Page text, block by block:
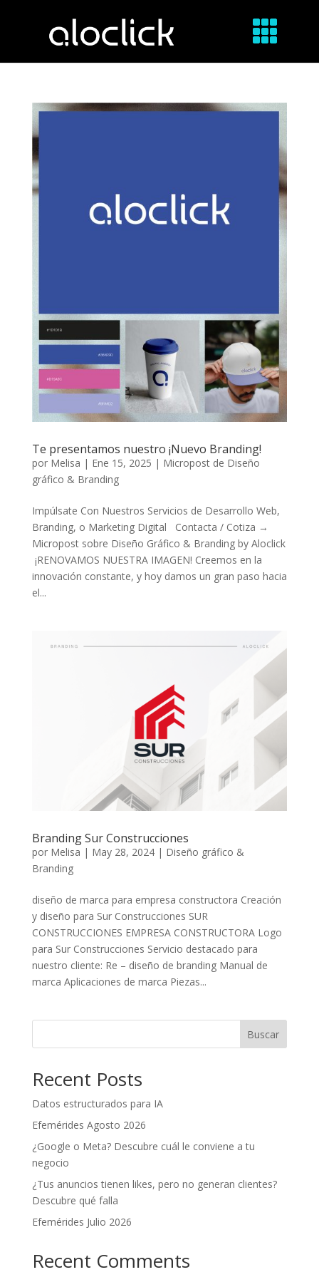
Te presentamos nuestro ¡Nuevo Branding!
por Melisa | Ene 15, 2025 | Micropost de Diseño
gráfico & Branding
Impúlsate Con Nuestros Servicios de Desarrollo Web,
Branding, o Marketing Digital Contacta / Cotiza →
Micropost sobre Diseño Gráfico & Branding by Aloclick
¡RENOVAMOS NUESTRA IMAGEN! Creemos en la
innovación constante, y hoy damos un gran paso hacia
el...
Branding Sur Construcciones
por Melisa | May 28, 2024| Diseño gráfico &
Branding
diseño de marca para empresa constructora Creación
y diseño para Sur Construcciones SUR
CONSTRUCCIONES EMPRESA CONSTRUCTORA Logo
para Sur Construcciones Servicio destacado para
nuestro cliente: Re – diseño de branding Manual de
marca Aplicaciones de marca Piezas...
Buscar
Recent Posts
Datos estructurados para IA
Efemérides Agosto 2026
¿Google o Meta? Descubre cuál le conviene a tu
negocio
¿Tus anuncios tienen likes, pero no generan clientes?
Descubre qué falla
Efemérides Julio 2026
Recent Comments